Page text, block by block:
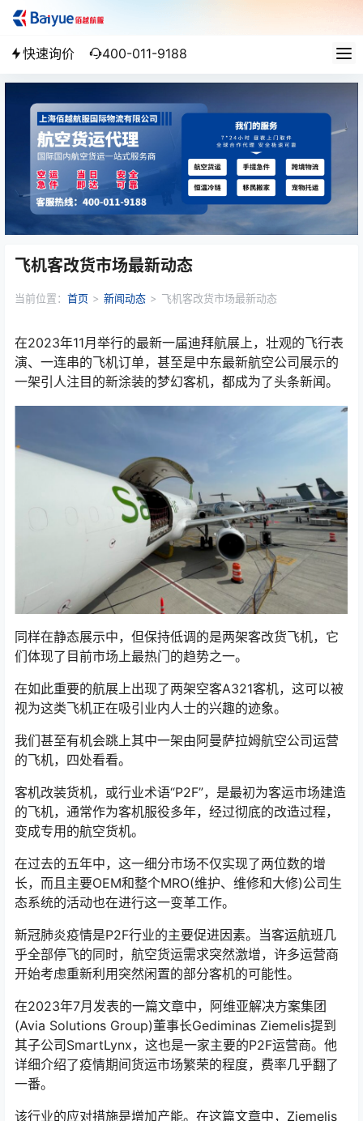
快速询价 400-011-9188
飞机客改货市场最新动态
当前位置： 首页 > 新闻动态 > 飞机客改货市场最新动态
在2023年11月举行的最新一届迪拜航展上，壮观的飞行表
演、一连串的飞机订单，甚至是中东最新航空公司展示的
一架引人注目的新涂装的梦幻客机，都成为了头条新闻。
同样在静态展示中，但保持低调的是两架客改货飞机，它
们体现了目前市场上最热门的趋势之一。
在如此重要的航展上出现了两架空客A321客机，这可以被
视为这类飞机正在吸引业内人士的兴趣的迹象。
我们甚至有机会跳上其中一架由阿曼萨拉姆航空公司运营
的飞机，四处看看。
客机改装货机，或行业术语“P2F”，是最初为客运市场建造
的飞机，通常作为客机服役多年，经过彻底的改造过程，
变成专用的航空货机。
在过去的五年中，这一细分市场不仅实现了两位数的增
长，而且主要OEM和整个MRO(维护、维修和大修)公司生
态系统的活动也在进行这一变革工作。
新冠肺炎疫情是P2F行业的主要促进因素。当客运航班几
乎全部停飞的同时，航空货运需求突然激增，许多运营商
开始考虑重新利用突然闲置的部分客机的可能性。
在2023年7月发表的一篇文章中，阿维亚解决方案集团
(Avia Solutions Group)董事长Gediminas Ziemelis提到
其子公司SmartLynx，这也是一家主要的P2F运营商。他
详细介绍了疫情期间货运市场繁荣的程度，费率几乎翻了
一番。
该行业的应对措施是增加产能。在这篇文章中，Ziemelis